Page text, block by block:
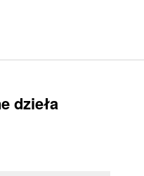
dzieła